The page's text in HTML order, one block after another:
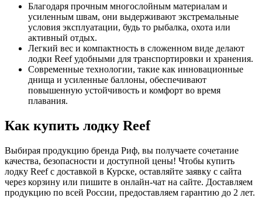
Благодаря прочным многослойным материалам и
усиленным швам, они выдерживают экстремальные
условия эксплуатации, будь то рыбалка, охота или
активный отдых.
Легкий вес и компактность в сложенном виде делают
лодки Reef удобными для транспортировки и хранения.
Cовременные технологии, такие как инновационные
днища и усиленные баллоны, обеспечивают
повышенную устойчивость и комфорт во время
плавания.
Как купить лодку Reef
Выбирая продукцию бренда Риф, вы получаете сочетание
качества, безопасности и доступной цены! Чтобы купить
лодку Reef с доставкой в Курске, оставляйте заявку с сайта
через корзину или пишите в онлайн-чат на сайте. Доставляем
продукцию по всей России, предоставляем гарантию до 2 лет.